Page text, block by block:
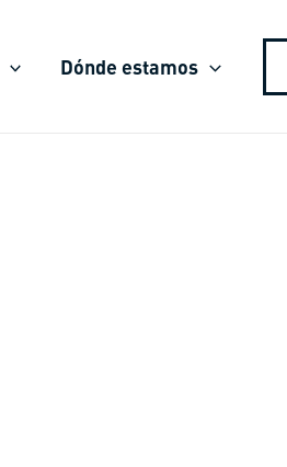
Dónde estamos